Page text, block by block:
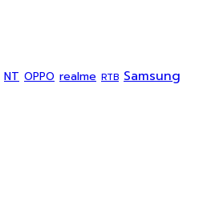
NT OPPO realme RTB Samsung